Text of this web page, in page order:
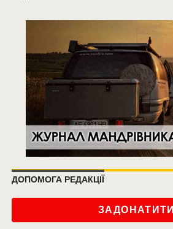
ДОПОМОГА РЕДАКЦІЇ
ЗАДОНАТИТИ